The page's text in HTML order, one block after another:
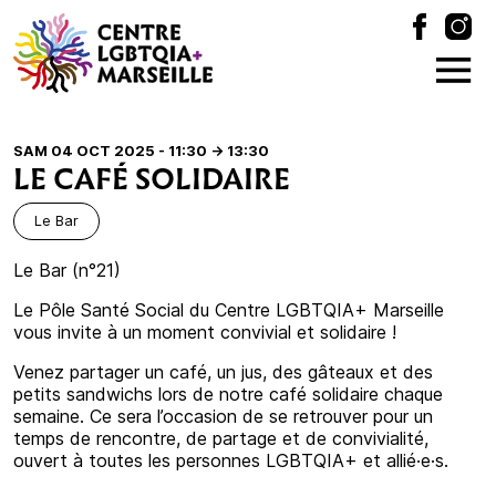
SAM 04 OCT 2025 - 11:30 -> 13:30
LE CAFÉ SOLIDAIRE
Le Bar
Le Bar (n°21)
Le Pôle Santé Social du Centre LGBTQIA+ Marseille
vous invite à un moment convivial et solidaire !
Venez partager un café, un jus, des gâteaux et des
petits sandwichs lors de notre café solidaire chaque
semaine. Ce sera l’occasion de se retrouver pour un
temps de rencontre, de partage et de convivialité,
ouvert à toutes les personnes LGBTQIA+ et allié·e·s.